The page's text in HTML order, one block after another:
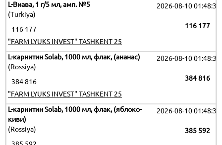
L-Виава, 1 г/5 мл, амп. №5
(Turkiya)
2026-08-10 01:48:35
116 177
116 177
"FARM LYUKS INVEST" TASHKENT 25
L-карнитин Solab, 1000 мл, флак, (ананас)
(Rossiya)
2026-08-10 01:48:35
384 816
384 816
"FARM LYUKS INVEST" TASHKENT 25
L-карнитин Solab, 1000 мл, флак, (яблоко-
киви)
(Rossiya)
2026-08-10 01:48:35
385 592